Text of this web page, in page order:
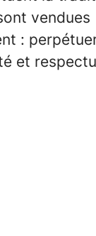
vendues
:
et